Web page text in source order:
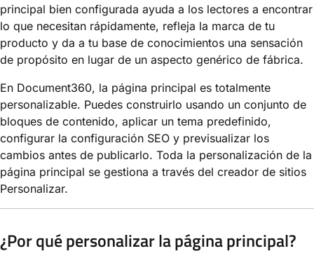
principal bien configurada ayuda a los lectores a encontrar
lo que necesitan rápidamente, refleja la marca de tu
producto y da a tu base de conocimientos una sensación
de propósito en lugar de un aspecto genérico de fábrica.
En Document360, la página principal es totalmente
personalizable. Puedes construirlo usando un conjunto de
bloques de contenido, aplicar un tema predefinido,
configurar la configuración SEO y previsualizar los
cambios antes de publicarlo. Toda la personalización de la
página principal se gestiona a través del creador de sitios
Personalizar.
¿Por qué personalizar la página principal?